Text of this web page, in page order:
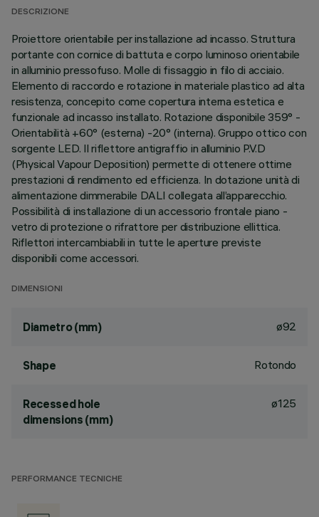
DESCRIZIONE
Proiettore orientabile per installazione ad incasso. Struttura
portante con cornice di battuta e corpo luminoso orientabile
in alluminio pressofuso. Molle di fissaggio in filo di acciaio.
Elemento di raccordo e rotazione in materiale plastico ad alta
resistenza, concepito come copertura interna estetica e
funzionale ad incasso installato. Rotazione disponibile 359° -
Orientabilità +60° (esterna) -20° (interna). Gruppo ottico con
sorgente LED. Il riflettore antigraffio in alluminio P.V.D
(Physical Vapour Deposition) permette di ottenere ottime
prestazioni di rendimento ed efficienza. In dotazione unità di
alimentazione dimmerabile DALI collegata all’apparecchio.
Possibilità di installazione di un accessorio frontale piano -
vetro di protezione o rifrattore per distribuzione ellittica.
Riflettori intercambiabili in tutte le aperture previste
disponibili come accessori.
DIMENSIONI
Diametro (mm) ø92
Shape Rotondo
Recessed hole
dimensions (mm)
ø125
PERFORMANCE TECNICHE